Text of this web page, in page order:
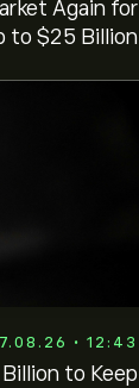
Again for
to $25 Billion
• 12:43
to Keep